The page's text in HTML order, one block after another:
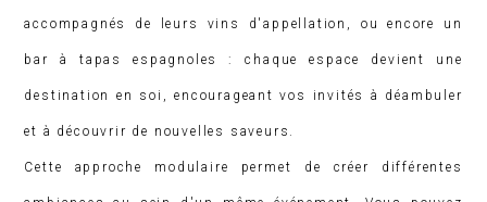
accompagnés de leurs vins d'appellation, ou encore un
bar à tapas espagnoles : chaque espace devient une
destination en soi, encourageant vos invités à déambuler
et à découvrir de nouvelles saveurs.
Cette approche modulaire permet de créer différentes